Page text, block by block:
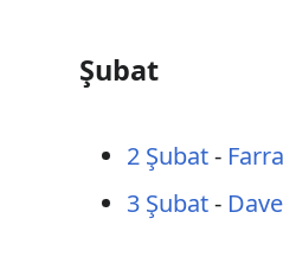
Şubat
2 Şubat-
3 Şubat-